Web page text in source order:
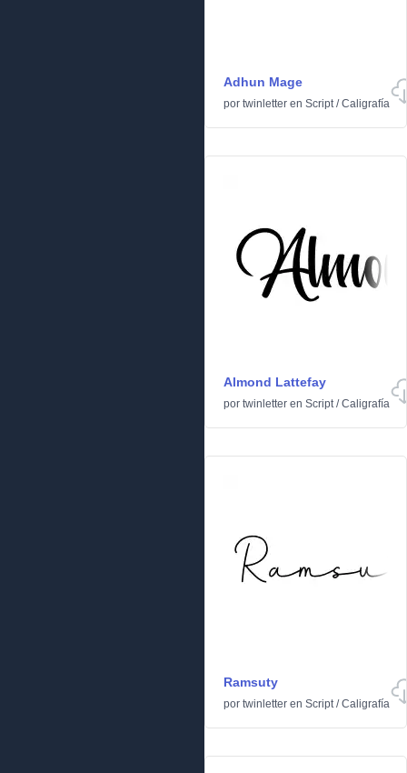
Adhun Mage
por twinletter en Script/Caligrafía
Almond Lattefay
por twinletter en Script/Caligrafía
Ramsuty
por twinletter en Script/Caligrafía